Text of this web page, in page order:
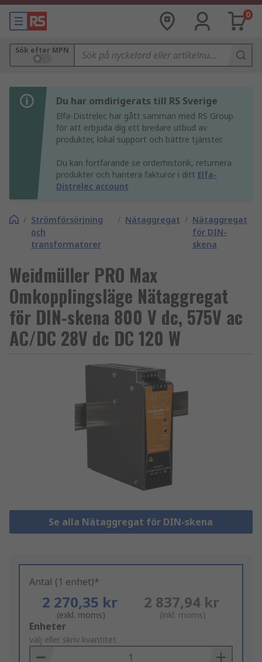
0
Sök efter MPN
Du har omdirigerats till RS Sverige
Elfa-Distrelec har gått samman med RS Group
för att erbjuda dig ett bredare utbud av
produkter, lokal support och bättre tjänster.
Du kan fortfarande se orderhistorik, returnera
produkter och hantera fakturor i ditt Elfa-
Distrelec account
/ Strömförsörjning
och
transformatorer
/ Nätaggregat / Nätaggregat
för DIN-
skena
Weidmüller PRO Max
Omkopplingsläge Nätaggregat
för DIN-skena 800 V dc, 575V ac
AC/DC 28V dc DC 120 W
Se alla Nätaggregat för DIN-skena
Antal (1 enhet)*
2 270,35 kr
(exkl. moms)
2 837,94 kr
(inkl. moms)
Add
to
Basket
Enheter
välj eller skriv kvantitet